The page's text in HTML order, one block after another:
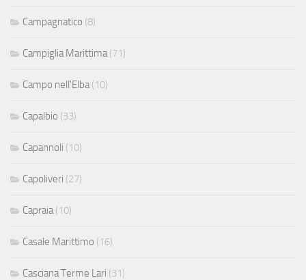
Campagnatico (8)
Campiglia Marittima (71)
Campo nell'Elba (10)
Capalbio (33)
Capannoli (10)
Capoliveri (27)
Capraia (10)
Casale Marittimo (16)
Casciana Terme Lari (31)